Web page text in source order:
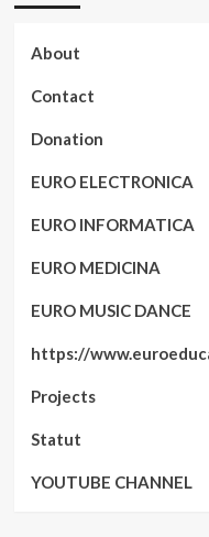
About
Contact
Donation
EURO ELECTRONICA
EURO INFORMATICA
EURO MEDICINA
EURO MUSIC DANCE
https://
Projects
Statut
YOUTUBE CHANNEL